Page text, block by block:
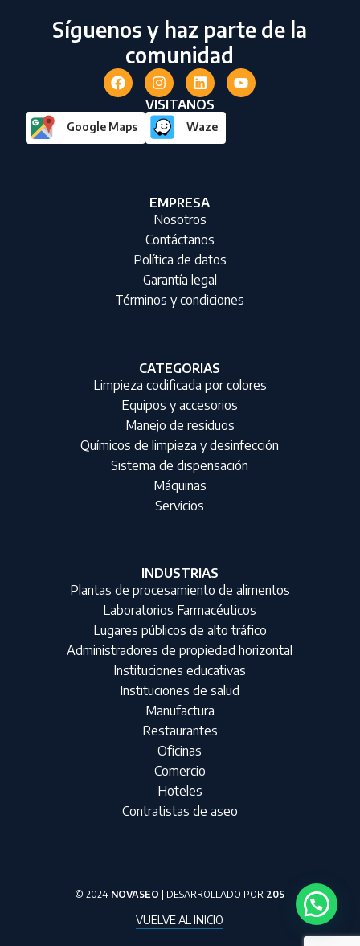
Síguenos y haz parte de la
comunidad
VISITANOS
Google Maps Waze
EMPRESA
Nosotros
Contáctanos
Política de datos
Garantía legal
Términos y condiciones
CATEGORIAS
Limpieza codificada por colores
Equipos y accesorios
Manejo de residuos
Químicos de limpieza y desinfección
Sistema de dispensación
Máquinas
Servicios
INDUSTRIAS
Plantas de procesamiento de alimentos
Laboratorios Farmacéuticos
Lugares públicos de alto tráfico
Administradores de propiedad horizontal
Instituciones educativas
Instituciones de salud
Manufactura
Restaurantes
Oficinas
Comercio
Hoteles
Contratistas de aseo
© 2024 NOVASEO | DESARROLLADO POR 20S
VUELVE AL INICIO